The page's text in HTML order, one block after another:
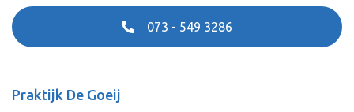
073 - 549 3286
Praktijk De Goeij